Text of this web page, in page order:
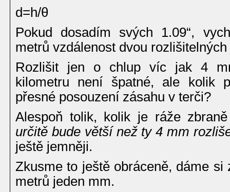
d=h/θ
Pokud dosadím svých 1.09“,
metrů vzdálenost dvou
Rozlišit jen o chlup víc jak 4
kilometru není špatné, ale kolik
přesné posouzení zásahu v terči?
Alespoň tolik, kolik je ráže
určitě bude větší než ty 4 mm
ještě jemněji.
Zkusme to ještě obráceně, dáme
metrů jeden mm.